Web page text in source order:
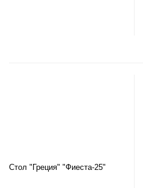
Стол "Греция" "Фиеста-25"